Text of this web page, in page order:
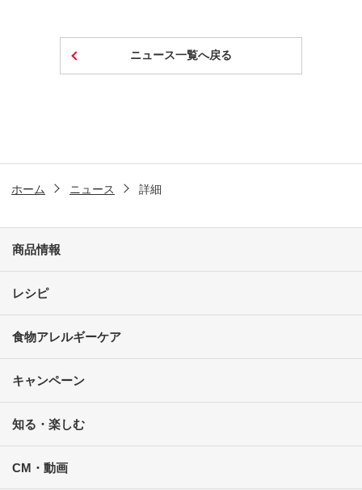
ニュース一覧へ戻る
ホーム ニュース 詳細
商品情報
レシピ
食物アレルギーケア
キャンペーン
知る・楽しむ
CM・動画